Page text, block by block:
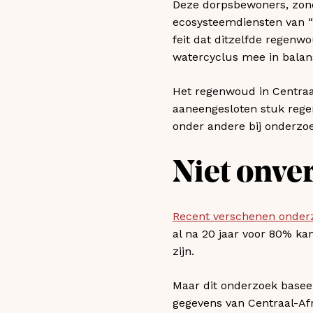
Deze dorpsbewoners,
ecosysteemdiensten van
feit dat ditzelfde
watercyclus mee in
Het regenwoud in
aaneengesloten stuk
onder andere bij
Niet
Recent verschenen
al na 20 jaar voor 80%
zijn.
Maar dit onderzoek
gegevens van Centraal-